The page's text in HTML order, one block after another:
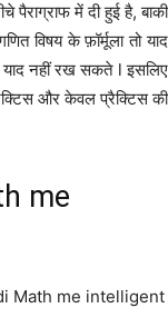
में दी हुई है, बाकी
विषय के फ़ॉर्मूला तो याद
नहीं रख सकते l इसलिए
और केवल प्रैक्टिस की
me